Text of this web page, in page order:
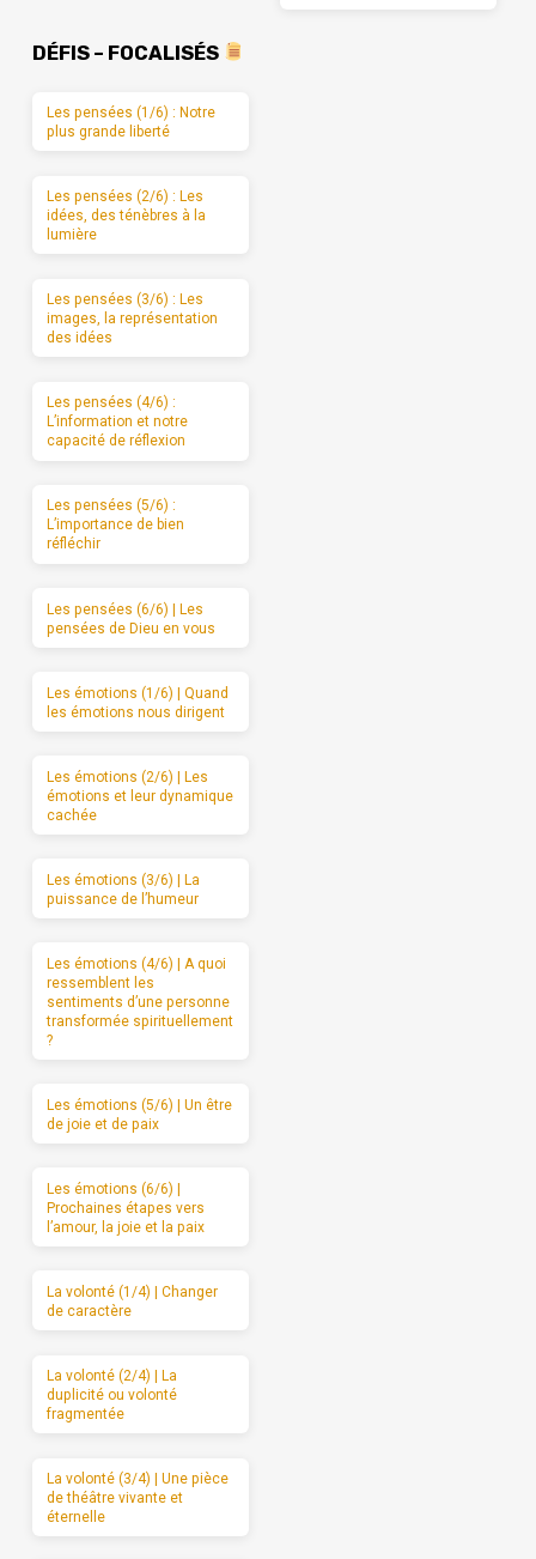
DÉFIS – FOCALISÉS
Les pensées (1/6) : Notre
plus grande liberté
Les pensées (2/6) : Les
idées, des ténèbres à la
lumière
Les pensées (3/6) : Les
images, la représentation
des idées
Les pensées (4/6) :
L’information et notre
capacité de réflexion
Les pensées (5/6) :
L’importance de bien
réfléchir
Les pensées (6/6) | Les
pensées de Dieu en vous
Les émotions (1/6) | Quand
les émotions nous dirigent
Les émotions (2/6) | Les
émotions et leur dynamique
cachée
Les émotions (3/6) | La
puissance de l’humeur
Les émotions (4/6) | A quoi
ressemblent les
sentiments d’une personne
transformée spirituellement
?
Les émotions (5/6) | Un être
de joie et de paix
Les émotions (6/6) |
Prochaines étapes vers
l’amour, la joie et la paix
La volonté (1/4) | Changer
de caractère
La volonté (2/4) | La
duplicité ou volonté
fragmentée
La volonté (3/4) | Une pièce
de théâtre vivante et
éternelle